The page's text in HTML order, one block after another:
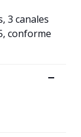
3 canales
conforme